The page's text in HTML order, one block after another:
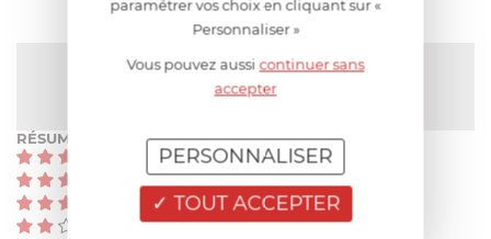
NOTE MOYENNE
5/5(1 avis)
RÉSUMÉ
(0)
paramétrer vos choix en cliquant sur «
Personnaliser »
Vous pouvez aussicontinuer sans
accepter
TOUT ACCEPTER
PERSONNALISER